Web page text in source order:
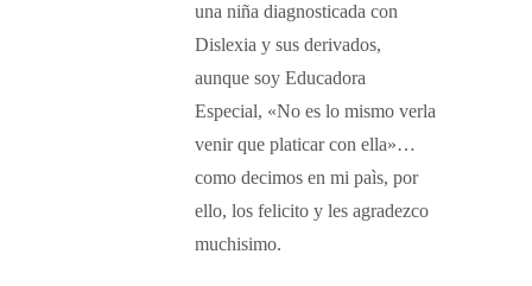
una niña diagnosticada con
Dislexia y sus derivados,
aunque soy Educadora
Especial, «No es lo mismo verla
venir que platicar con ella»…
como decimos en mi paìs, por
ello, los felicito y les agradezco
muchisimo.